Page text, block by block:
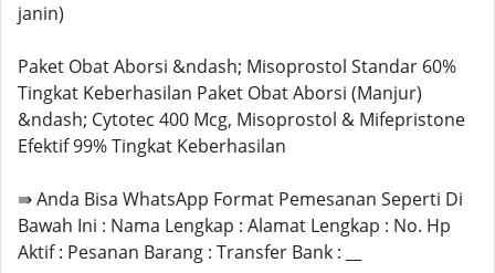
janin)
Paket Obat Aborsi &ndash; Misoprostol Standar 60%
Tingkat Keberhasilan Paket Obat Aborsi (Manjur)
&ndash; Cytotec 400 Mcg, Misoprostol & Mifepristone
Efektif 99% Tingkat Keberhasilan
⇛ Anda Bisa WhatsApp Format Pemesanan Seperti Di
Bawah Ini : Nama Lengkap : Alamat Lengkap : No. Hp
Aktif : Pesanan Barang : Transfer Bank : __